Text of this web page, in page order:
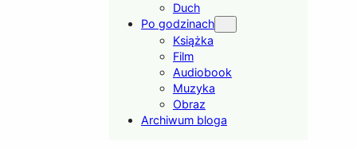
Duch
Po godzinach
Książka
Film
Audiobook
Muzyka
Obraz
Archiwum bloga